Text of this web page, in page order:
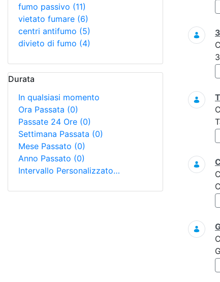
fumo passivo (11)
vietato fumare (6)
centri antifumo (5)
divieto di fumo (4)
Durata
In qualsiasi momento
Ora Passata (0)
Passate 24 Ore (0)
Settimana Passata (0)
Mese Passato (0)
Anno Passato (0)
Intervallo Personalizzato…